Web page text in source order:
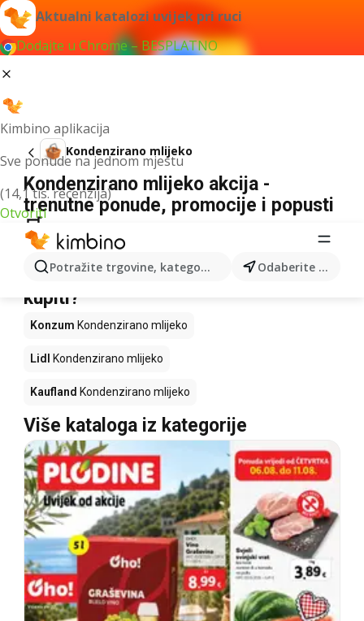
Aktualni katalozi uvijek pri ruci
Dodajte u Chrome – BESPLATNO
Kimbino aplikacija
Sve ponude na jednom mjestu
(14,1 tis. recenzija)
Otvoriti
Potražite trgovine, kategorije, proizvode... Odaberite grad
Kondenzirano mlijeko
Kondenzirano mlijeko akcija -
trenutne ponude, promocije i popusti
🛒
Nismo pronašli rezultate za taj izraz.
Kondenzirano mlijeko u akciji - Gdje
kupiti?
Konzum Kondenzirano mlijeko
Lidl Kondenzirano mlijeko
Kaufland Kondenzirano mlijeko
Više kataloga iz kategorije